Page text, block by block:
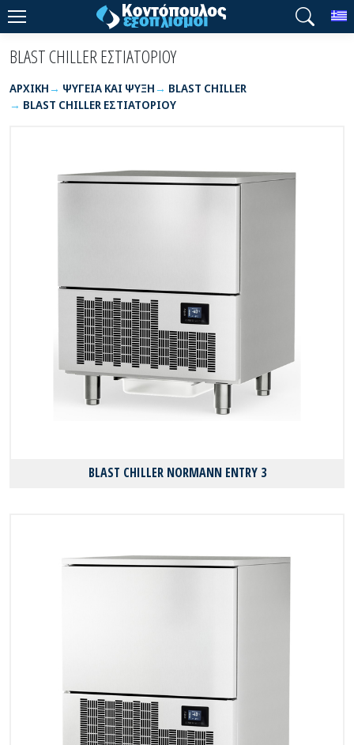
BLAST CHILLER ΕΣΤΙΑΤΟΡΙΟΥ
ΑΡΧΙΚΉ ΨΥΓΕΙΑ ΚΑΙ ΨΥΞΗ
BLAST CHILLER
BLAST CHILLER ΕΣΤΙΑΤΟΡΙΟΥ
BLAST CHILLER NORMANN ENTRY 3